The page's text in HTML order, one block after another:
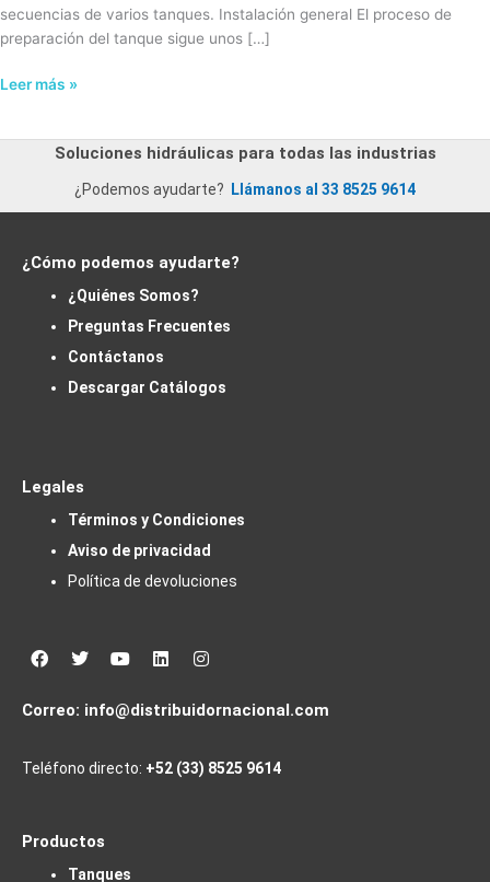
secuencias de varios tanques. Instalación general El proceso de
preparación del tanque sigue unos […]
Leer más »
Soluciones hidráulicas para todas las industrias
¿Podemos ayudarte? Llámanos al 33 8525 9614
¿Cómo podemos ayudarte?
¿Quiénes Somos?
Preguntas Frecuentes
Contáctanos
Descargar Catálogos
Legales
Términos y Condiciones
Aviso de privacidad
Política de devoluciones
Facebook
TwitterYoutubeLinkedinInstagram
Correo: info@distribuidornacional.com
Teléfono directo: +52 (33) 8525 9614
Productos
Tanques